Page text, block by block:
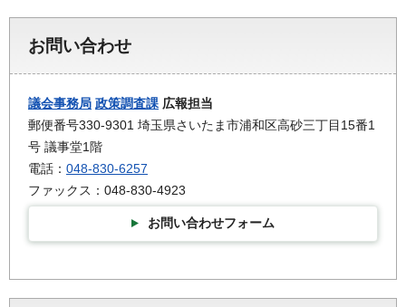
お問い合わせ
議会事務局 政策調査課 広報担当
郵便番号330-9301 埼玉県さいたま市浦和区高砂三丁目15番1
号 議事堂1階
電話： 048-830-6257
ファックス：048-830-4923
お問い合わせフォーム